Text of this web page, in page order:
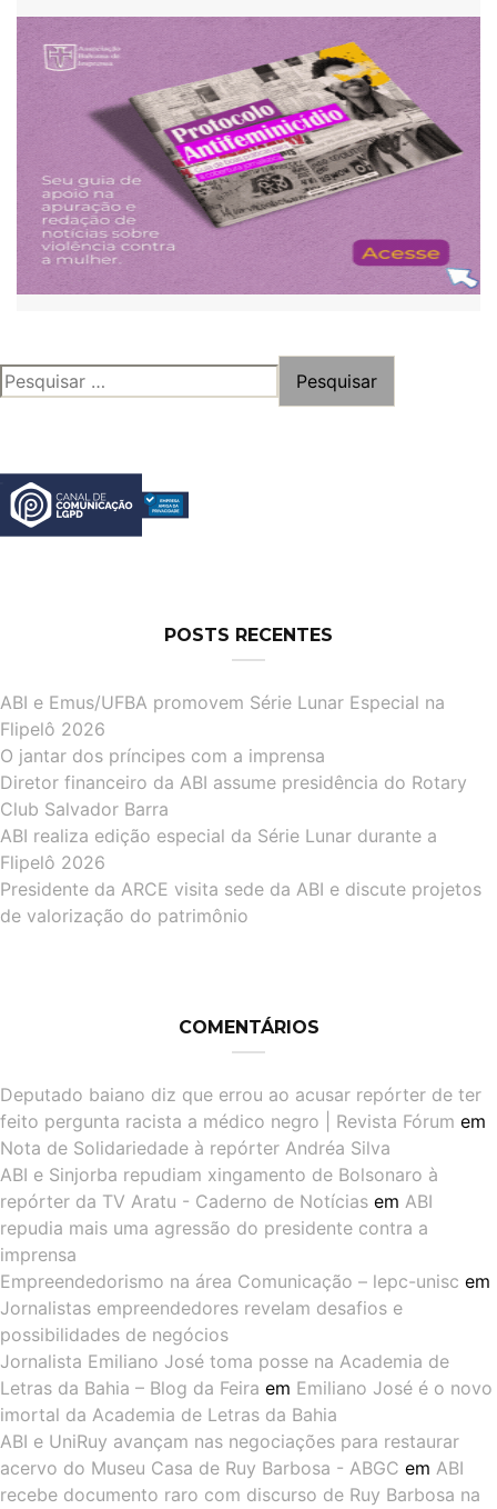
PESQUISAR
POR:
POSTS RECENTES
ABI e Emus/UFBA promovem Série Lunar Especial na
Flipelô 2026
O jantar dos príncipes com a imprensa
Diretor financeiro da ABI assume presidência do Rotary
Club Salvador Barra
ABI realiza edição especial da Série Lunar durante a
Flipelô 2026
Presidente da ARCE visita sede da ABI e discute projetos
de valorização do patrimônio
COMENTÁRIOS
Deputado baiano diz que errou ao acusar repórter de ter
feito pergunta racista a médico negro | Revista Fórum em
Nota de Solidariedade à repórter Andréa Silva
ABI e Sinjorba repudiam xingamento de Bolsonaro à
repórter da TV Aratu - Caderno de Notícias em ABI
repudia mais uma agressão do presidente contra a
imprensa
Empreendedorismo na área Comunicação – lepc-unisc em
Jornalistas empreendedores revelam desafios e
possibilidades de negócios
Jornalista Emiliano José toma posse na Academia de
Letras da Bahia – Blog da Feira em Emiliano José é o novo
imortal da Academia de Letras da Bahia
ABI e UniRuy avançam nas negociações para restaurar
acervo do Museu Casa de Ruy Barbosa - ABGC em ABI
recebe documento raro com discurso de Ruy Barbosa na